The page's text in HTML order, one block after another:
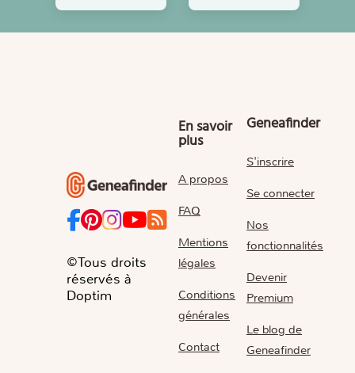
©Tous droits
réservés à
Doptim
En savoir
plus
A propos
FAQ
Mentions
légales
Conditions
générales
Contact
Geneafinder
S'inscrire
Se connecter
Nos
fonctionnalités
Devenir
Premium
Le blog de
Geneafinder